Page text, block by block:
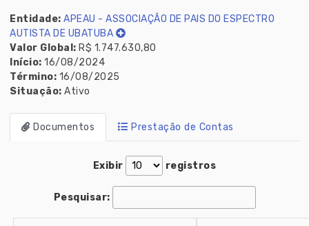
Entidade: APEAU - ASSOCIAÇÂO DE PAIS DO ESPECTRO
AUTISTA DE UBATUBA
Valor Global: R$ 1.747.630,80
Início: 16/08/2024
Término: 16/08/2025
Situação: Ativo
Documentos Prestação de Contas
Exibir registros
Pesquisar: